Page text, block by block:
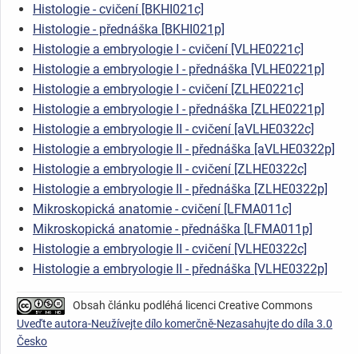
Histologie - cvičení [BKHI021c]
Histologie - přednáška [BKHI021p]
Histologie a embryologie I - cvičení [VLHE0221c]
Histologie a embryologie I - přednáška [VLHE0221p]
Histologie a embryologie I - cvičení [ZLHE0221c]
Histologie a embryologie I - přednáška [ZLHE0221p]
Histologie a embryologie II - cvičení [aVLHE0322c]
Histologie a embryologie II - přednáška [aVLHE0322p]
Histologie a embryologie II - cvičení [ZLHE0322c]
Histologie a embryologie II - přednáška [ZLHE0322p]
Mikroskopická anatomie - cvičení [LFMA011c]
Mikroskopická anatomie - přednáška [LFMA011p]
Histologie a embryologie II - cvičení [VLHE0322c]
Histologie a embryologie II - přednáška [VLHE0322p]
Obsah článku podléhá licenci Creative Commons
Uveďte autora-Neužívejte dílo komerčně-Nezasahujte do díla 3.0
Česko